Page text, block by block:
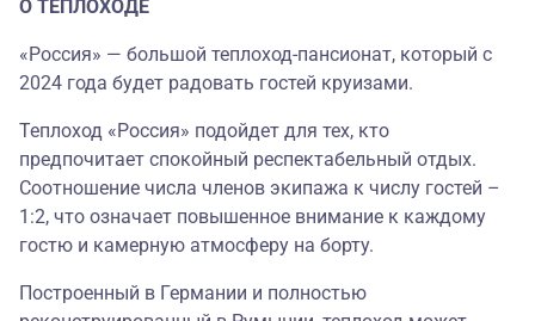
О ТЕПЛОХОДЕ
«Россия» — большой теплоход-пансионат, который с
2024 года будет радовать гостей круизами.
Теплоход «Россия» подойдет для тех, кто
предпочитает спокойный респектабельный отдых.
Соотношение числа членов экипажа к числу гостей –
1:2, что означает повышенное внимание к каждому
гостю и камерную атмосферу на борту.
Построенный в Германии и полностью